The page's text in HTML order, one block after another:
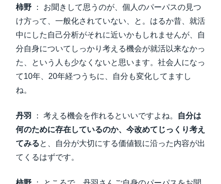
柿野 ： お聞きして思うのが、個人のパーパスの見つ
け方って、一般化されていない、と。はるか昔、就活
中にした自己分析がそれに近いかもしれませんが、自
分自身についてしっかり考える機会が就活以来なかっ
た、という人も少なくないと思います。社会人になっ
て10年、20年経つうちに、自分も変化してますし
ね。
丹羽 ： 考える機会を作れるといいですよね。
自分は
何のために存在しているのか、今改めてじっくり考え
てみると、自分が大切にする価値観に沿った内容が出
てくるはずです。